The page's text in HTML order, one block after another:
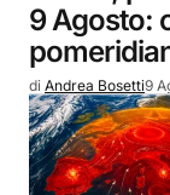
9 Agosto:
di Andrea Bosetti9